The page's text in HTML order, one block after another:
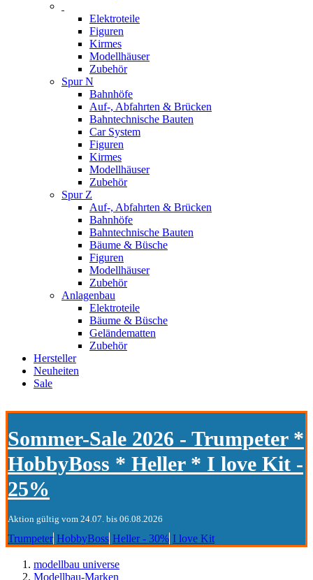
Elektroteile
Figuren
Kirmes
Modellhäuser
Zubehör
Spur N
Bahnhöfe
Auf-, Abfahrten & Brücken
Bahntechnische Bauten
Car System
Figuren
Kirmes
Modellhäuser
Zubehör
Spur Z
Auf-, Abfahrten & Brücken
Bahnhöfe
Bahntechnische Bauten
Bäume & Büsche
Figuren
Modellhäuser
Zubehör
Anlagenbau
Elektroteile
Bäume & Büsche
Geländematten
Zubehör
Hersteller
Neuheiten
Sale
Sommer-Sale 2026 - Trumpeter *
HobbyBoss * Heller * I love Kit -
25%
Aktion gültig vom 24.07. bis 06.08.2026
Trumpeter HobbyBoss Heller - 30% I love Kit
modellbau universe
Modellbau-Marken